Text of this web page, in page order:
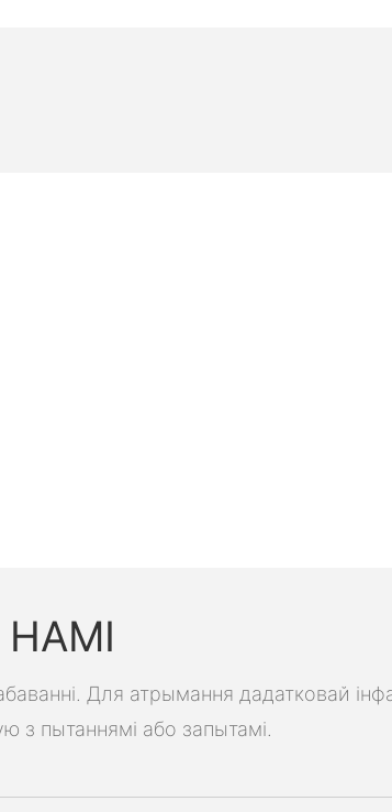
Для атрымання дадатковай
з пытаннямі або запытамі.